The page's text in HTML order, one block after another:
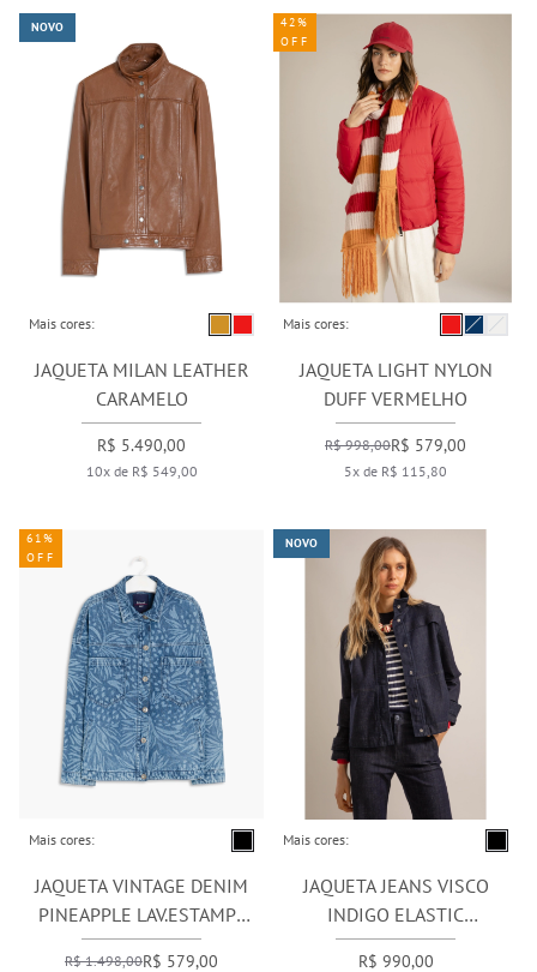
Mais cores:
JAQUETA MILAN LEATHER
CARAMELO
R$ 5.490,00
10x de R$ 549,00
NOVO
Mais cores:
JAQUETA LIGHT NYLON
DUFF VERMELHO
R$ 998,00R$ 579,00
5x de R$ 115,80
42%
OFF
Mais cores:
JAQUETA VINTAGE DENIM
PINEAPPLE LAV.ESTAMPA
LASER
R$ 1.498,00R$ 579,00
61%
OFF
Mais cores:
JAQUETA JEANS VISCO
INDIGO ELASTIC
AMACIADO
R$ 990,00
NOVO